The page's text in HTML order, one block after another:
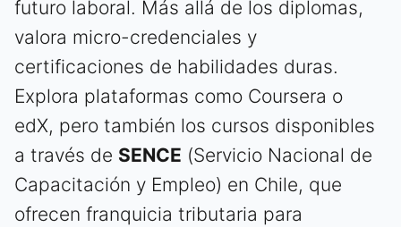
futuro laboral. Más allá de los diplomas,
valora micro-credenciales y
certificaciones de habilidades duras.
Explora plataformas como Coursera o
edX, pero también los cursos disponibles
a través de SENCE (Servicio Nacional de
Capacitación y Empleo) en Chile, que
ofrecen franquicia tributaria para